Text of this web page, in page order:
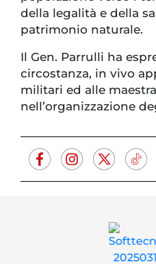
della legalità e della
patrimonio naturale.
Il Gen. Parrulli ha
circostanza, in vivo
militari ed alle
nell’organizzazione